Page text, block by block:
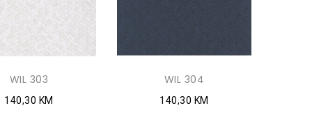
WIL 303
140,30 KM
WIL 304
140,30 KM